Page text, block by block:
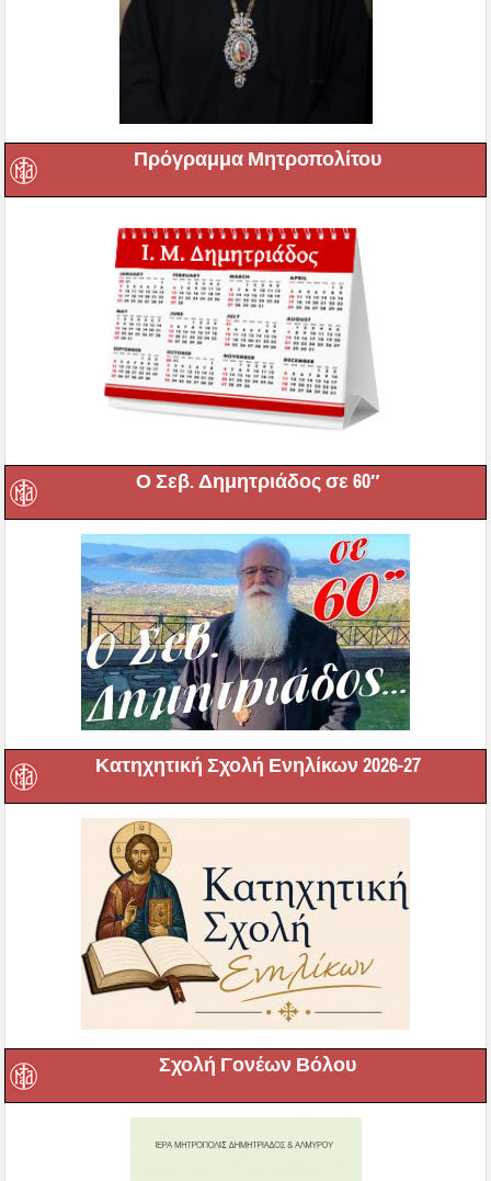
Πρόγραμμα Μητροπολίτου
Ο Σεβ. Δημητριάδος σε 60″
Κατηχητική Σχολή Ενηλίκων 2026-27
Σχολή Γονέων Βόλου